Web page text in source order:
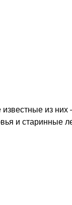
известные из
и старинные